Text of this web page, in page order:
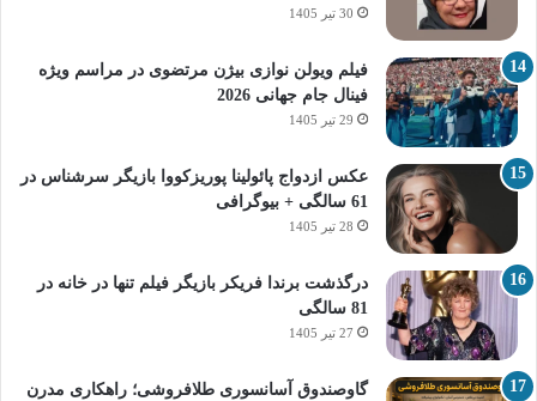
30 تیر 1405
فیلم ویولن نوازی بیژن مرتضوی در مراسم ویژه
فینال جام جهانی 2026
29 تیر 1405
عکس ازدواج پائولینا پوریزکووا بازیگر سرشناس در
61 سالگی + بیوگرافی
28 تیر 1405
درگذشت برندا فریکر بازیگر فیلم تنها در خانه در
81 سالگی
27 تیر 1405
گاوصندوق آسانسوری طلافروشی؛ راهکاری مدرن